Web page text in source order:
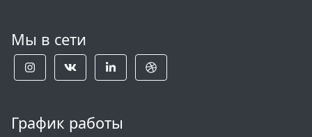
Мы в сети
График работы